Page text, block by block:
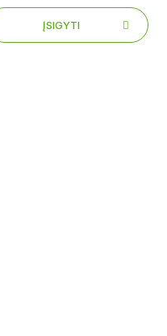
ĮSIGYTI
ĮSIGYTI